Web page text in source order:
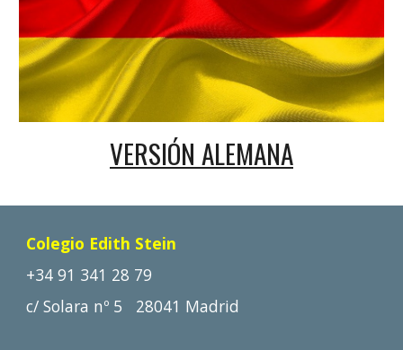
VERSIÓN ALEMANA
Colegio Edith Stein
+34 91 341 28 79
c/ Solara nº 5
28041 Madrid